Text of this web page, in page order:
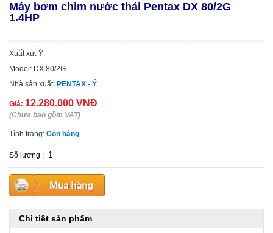
Máy bơm chìm nước thải Pentax DX 80/2G
1.4HP
Xuất xứ: Ý
Model: DX 80/2G
Nhà sản xuất: PENTAX - Ý
Giá: 12.280.000 VNĐ
(Chưa bao gồm VAT)
Tình trạng: Còn hàng
Số lượng :
Chi tiết sản phẩm